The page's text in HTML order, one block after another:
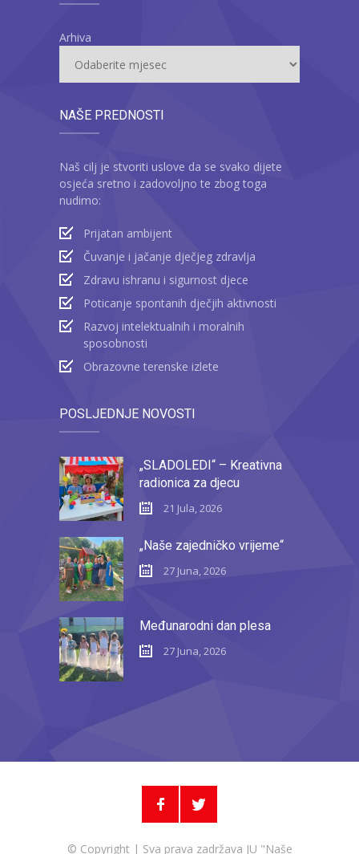
Arhiva
NAŠE PREDNOSTI
Naš cilj je stvoriti uslove da se svako dijete
osjeća sretno i zadovoljno te zbog toga
nudimo:
Prijatan ambijent
Čuvanje i jačanje dječjeg zdravlja
Zdravu ishranu i sigurnost djece
Poticanje spontanih dječjih aktivnosti
Razvoj intelektualnih i moralnih
sposobnosti
Obrazovne terenske izlete
POSLJEDNJE NOVOSTI
„SLADOLEDI“ – Kreativna
radionica za djecu
21 Jula, 2026
„Naše zajedničko vrijeme“
27 Juna, 2026
Međunarodni dan plesa
27 Juna, 2026
© Copyright | Sva prava zadržava JU "Naše